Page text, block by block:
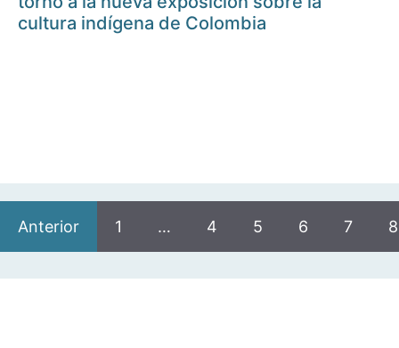
cultura indígena de Colombia
Anterior 1 … 4 5 6 7 8